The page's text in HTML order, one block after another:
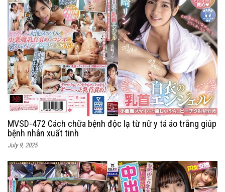
MVSD-472 Cách chữa bệnh độc lạ từ nữ y tá áo trắng giúp
bệnh nhân xuất tinh
July 9, 2025